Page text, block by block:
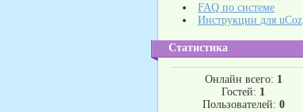
FAQ по системе
Инструкции для uCoz
Статистика
Онлайн всего: 1
Гостей: 1
Пользователей: 0